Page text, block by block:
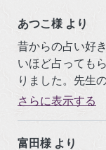
あつこ様 より
昔からの占い好
いほど占っても
りました。先生
さらに表示する
富田様 より